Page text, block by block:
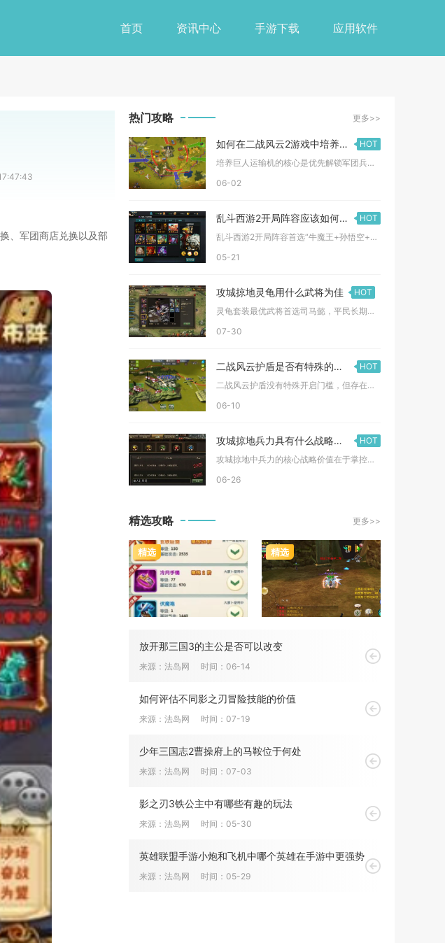
首页 资讯中心 手游下载 应用软件
、军团商店兑换以及部
热门攻略 更多>>
如何在二战风云2游戏中培养巨人
HOT
培养巨人运输机的核心是优先解锁军团兵工厂4级、囤积海量金属与...
06-02
乱斗西游2开局阵容应该如何选择
HOT
乱斗西游2开局阵容首选“牛魔王+孙悟空+白骨精”的组合，这套...
05-21
攻城掠地灵龟用什么武将为佳
HOT
灵龟套装最优武将首选司马懿，平民长期使用选周泰，均衡过渡可选...
07-30
二战风云护盾是否有特殊的开启要求
HOT
二战风云护盾没有特殊开启门槛，但存在明确的触发限制、使用规则...
06-10
攻城掠地兵力具有什么战略价值
HOT
攻城掠地中兵力的核心战略价值在于掌控战场主动权、保障资源供给...
06-26
精选攻略 更多>>
精选 精选
放开那三国3的主公是否可以改变
来源：法岛网 时间：06-14
如何评估不同影之刃冒险技能的价值
来源：法岛网 时间：07-19
少年三国志2曹操府上的马鞍位于何处
来源：法岛网 时间：07-03
影之刃3铁公主中有哪些有趣的玩法
来源：法岛网 时间：05-30
英雄联盟手游小炮和飞机中哪个英雄在手游中更强势
来源：法岛网 时间：05-29